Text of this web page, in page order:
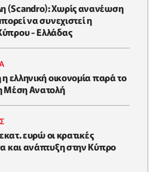
(Scandro): Χωρίς ανανέωση
να συνεχιστεί η
- Ελλάδας
ελληνική οικονομία παρά το
Μέση Ανατολή
ευρώ οι κρατικές
και ανάπτυξη στην Κύπρο